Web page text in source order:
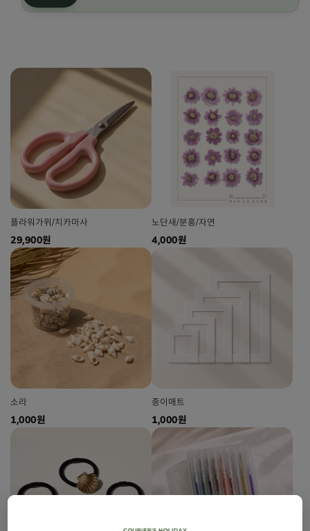
압화 최신 상품 8개를 불러왔습니다.
플라워가위/치카마사
29,900원
노단새/분홍/자연
4,000원
소라
1,000원
종이매트
1,000원